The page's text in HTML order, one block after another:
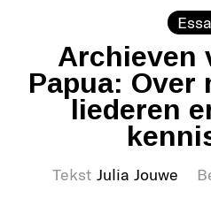
Archieven
Papua: Over
liederen
Tekst Julia Jouwe